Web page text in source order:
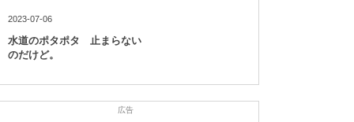
2023-07-06
水道のポタポタ 止まらない
のだけど。
広告